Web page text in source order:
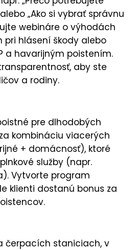
„Ako si vybrať správnu
webináre o výhodách
pri hlásení škody alebo
a havarijným poistením.
aby ste
a rodiny.
pre dlhodobých
kombináciu viacerých
+ domácnosť), ktoré
služby (napr.
Vytvorte program
klienti dostanú bonus za
čerpacích staniciach, v